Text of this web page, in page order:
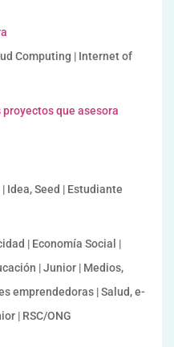
Computing | Internet of
que asesora
Idea, Seed | Estudiante
| Economía Social |
| Junior | Medios,
emprendedoras | Salud, e-
| RSC/ONG